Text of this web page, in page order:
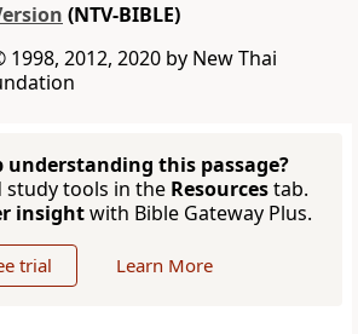
(NTV-BIBLE)
2012, 2020 by New Thai
understanding this passage?
study tools in the Resourcestab.
insightwith Bible Gateway Plus.
trial Learn More